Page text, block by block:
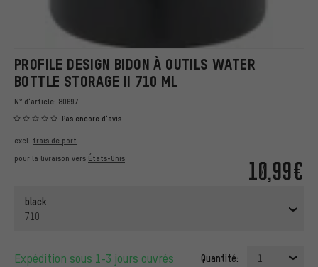
PROFILE DESIGN BIDON À OUTILS WATER
BOTTLE STORAGE II 710 ML
N° d'article: 80697
Pas encore d'avis
10,99€
excl. frais de port
pour la livraison vers États-Unis
black
710
Expédition sous 1-3 jours ouvrés Quantité: 1